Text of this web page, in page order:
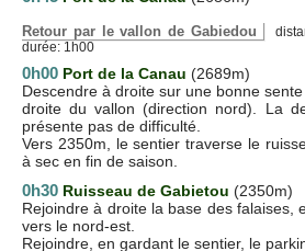
Retour par le vallon de Gabiedou
durée: 1h00
0h00 Port de la Canau (2689m)
Descendre à droite sur une bonne
droite du vallon (direction nord). La
présente pas de difficulté.
Vers 2350m, le sentier traverse le
à sec en fin de saison.
0h30 Ruisseau de Gabietou (2350m)
Rejoindre à droite la base des falaises,
vers le nord-est.
Rejoindre, en gardant le sentier, le